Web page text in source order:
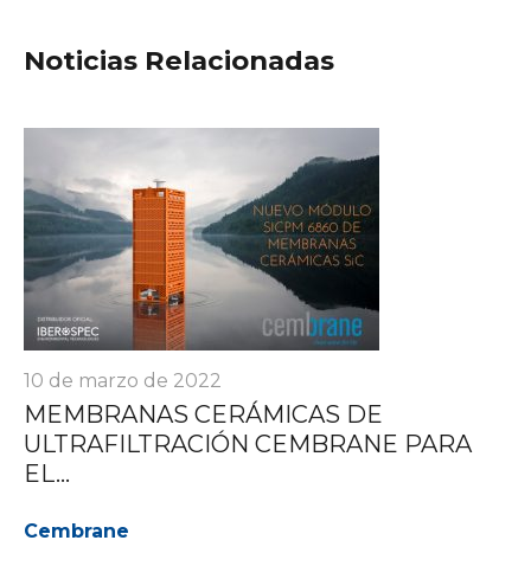
Noticias Relacionadas
10 de marzo de 2022
MEMBRANAS CERÁMICAS DE
ULTRAFILTRACIÓN CEMBRANE PARA
EL...
Cembrane